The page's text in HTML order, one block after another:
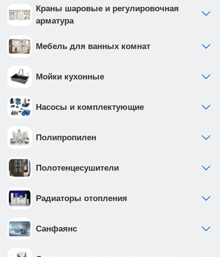
Краны шаровые и регулировочная
арматура
Мебель для ванных комнат
Мойки кухонные
Насосы и комплектующие
Полипропилен
Полотенцесушители
Радиаторы отопления
Санфаянс